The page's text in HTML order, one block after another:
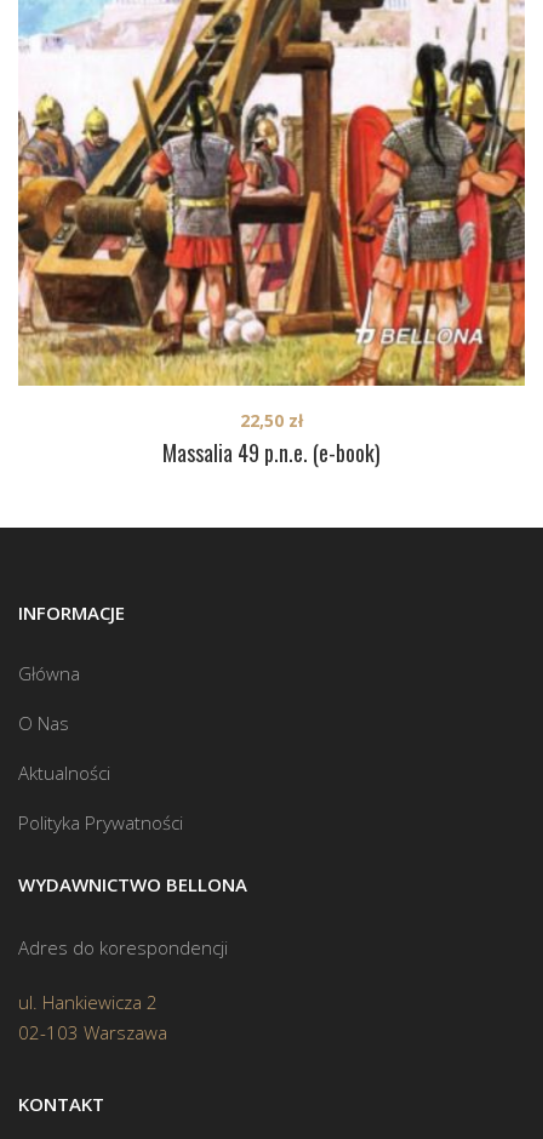
Massalia 49 p.n.e. (e-book)
22,50 zł
INFORMACJE
Główna
O Nas
Aktualności
Polityka Prywatności
WYDAWNICTWO BELLONA
Adres do korespondencji
ul. Hankiewicza 2
02-103 Warszawa
KONTAKT